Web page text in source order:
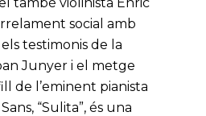
social amb
testimonis de la
Junyer i el metge
de l’eminent pianista
“Sulita”, és una